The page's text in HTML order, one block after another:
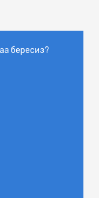
бересиз?